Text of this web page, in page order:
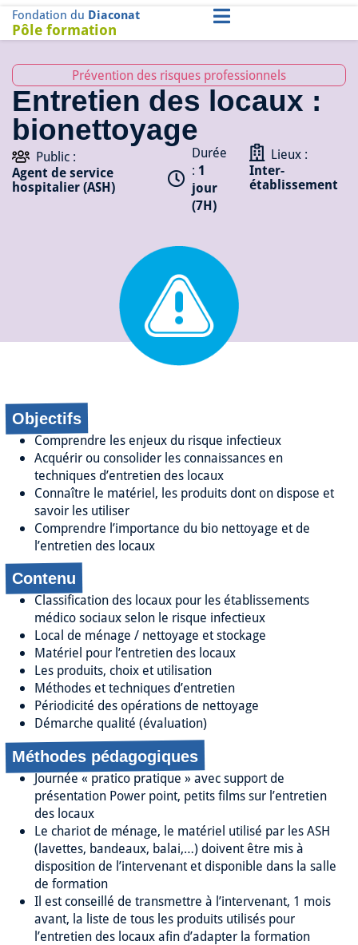
Fondation du Diaconat
Pôle formation
Prévention des risques professionnels
Entretien des locaux :
bionettoyage
Public :
Agent de service
hospitalier (ASH)
Durée
: 1
jour
(7H)
Lieux :
Inter-
établissement
Objectifs
Comprendre les enjeux du risque infectieux
Acquérir ou consolider les connaissances en
techniques d’entretien des locaux
Connaître le matériel, les produits dont on dispose et
savoir les utiliser
Comprendre l’importance du bio nettoyage et de
l’entretien des locaux
Contenu
Classification des locaux pour les établissements
médico sociaux selon le risque infectieux
Local de ménage / nettoyage et stockage
Matériel pour l’entretien des locaux
Les produits, choix et utilisation
Méthodes et techniques d’entretien
Périodicité des opérations de nettoyage
Démarche qualité (évaluation)
Méthodes pédagogiques
Journée « pratico pratique » avec support de
présentation Power point, petits films sur l’entretien
des locaux
Le chariot de ménage, le matériel utilisé par les ASH
(lavettes, bandeaux, balai,…) doivent être mis à
disposition de l’intervenant et disponible dans la salle
de formation
Il est conseillé de transmettre à l’intervenant, 1 mois
avant, la liste de tous les produits utilisés pour
l’entretien des locaux afin d’adapter la formation